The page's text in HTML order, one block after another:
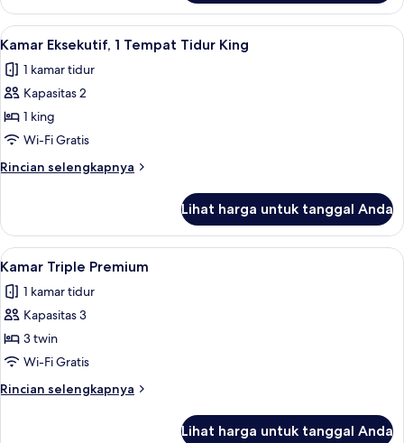
Junior
Suite
King
Lihat
semua
foto
untuk
Kamar
Eksekutif,
1
Tempat
King
Kamar Eksekutif, 1 Tempat Tidur
5
Kamar Eksekutif, 1 Tempat Tidur King
1 kamar tidur
Kapasitas 2
1 king
Wi-Fi Gratis
Rincian selengkapnya
Rincian
Kamar
Eksekutif,
1
Tidur
King
Lihat harga untuk tanggal Anda
Lihat
semua
foto
untuk
Kamar
Triple
Premium
Seprai antialergi, busa memori,
5
Kamar Triple Premium
1 kamar tidur
Kapasitas 3
3 twin
Wi-Fi Gratis
Rincian selengkapnya
Rincian
Lihat harga untuk tanggal Anda